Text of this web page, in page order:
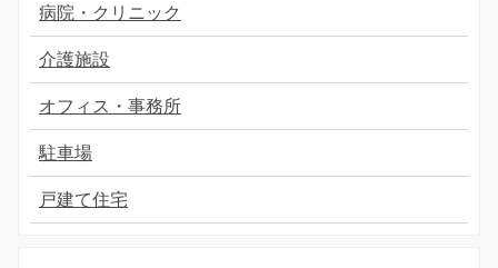
病院・クリニック
介護施設
オフィス・事務所
駐車場
戸建て住宅